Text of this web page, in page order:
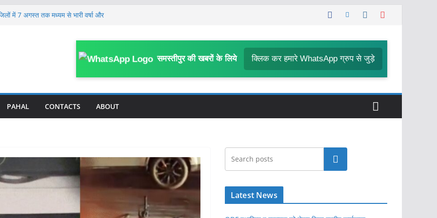
में 7 अगस्त तक मध्यम से भारी वर्षा और
FIR; काम में बाधा, आउटसोर्सिंग कर्मियों से
संदेहास्पद परिस्थिति में मौ’त, संस्कृत विषय से
समस्तीपुर की खबरों के लिये क्लिक कर हमारे WhatsApp ग्रुप से जुड़े
PAHAL CONTACTS ABOUT
खोजें
Latest News